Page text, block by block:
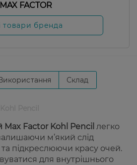
MAX FACTOR
товари бренда
Склад
Max Factor Kohl Pencil легко
м’який слід
та підкреслюючи красу очей.
для внутрішнього